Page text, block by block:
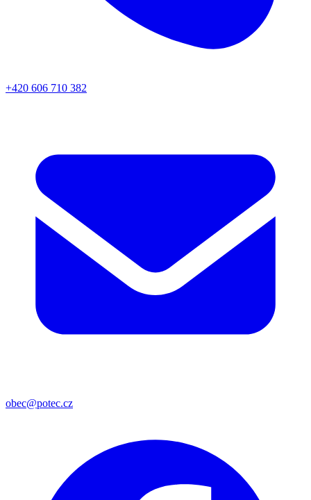
+420 606 710 382
obec@potec.cz